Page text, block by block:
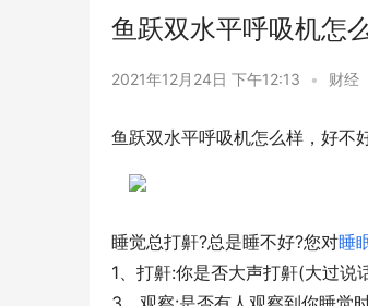
鱼跃双水平呼吸机怎
2021年12月24日 下午12:13 • 财经
鱼跃双水平呼吸机怎么样，好不
睡觉总打鼾?总是睡不好?您对睡
1、打鼾:你是否大声打鼾(大过